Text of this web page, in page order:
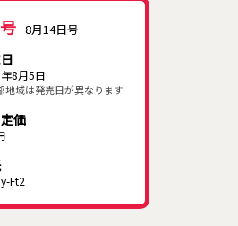
8月14日号
8月5日
域は発売日が異なります
価
Ft2